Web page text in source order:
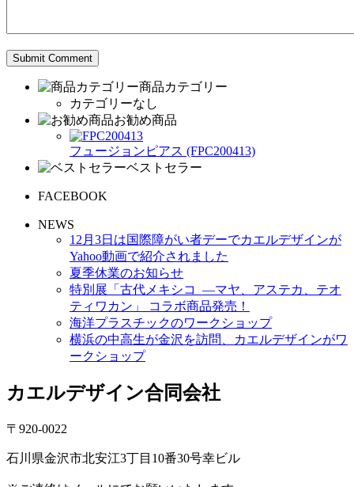
商品カテゴリー
カテゴリーなし
お勧め商品
フュージョンピアス (FPC200413)
ベストセラー
FACEBOOK
NEWS
12月3日は国際障がい者デーでカエルデザインが
Yahoo動画で紹介されました
夏季休業のお知らせ
特別展「古代メキシコ ―マヤ、アステカ、テオ
ティワカン」 コラボ商品発売！
海洋プラスチックのワークショップ
横浜の中高生が金沢を訪問、カエルデザインがワ
ークショップ
カエルデザイン合同会社
〒920-0022
石川県金沢市北安江3丁目10番30号幸ビル